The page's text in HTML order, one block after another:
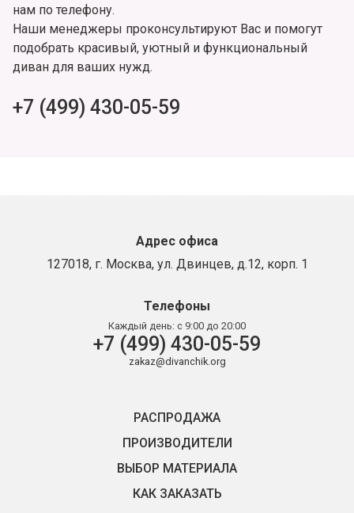
нам по телефону.
Наши менеджеры проконсультируют Вас и помогут
подобрать красивый, уютный и функциональный
диван для ваших нужд.
+7 (499) 430-05-59
Адрес офиса
127018, г. Москва, ул. Двинцев, д.12, корп. 1
Телефоны
Каждый день: с 9:00 до 20:00
+7 (499) 430-05-59
zakaz@divanchik.org
РАСПРОДАЖА
ПРОИЗВОДИТЕЛИ
ВЫБОР МАТЕРИАЛА
КАК ЗАКАЗАТЬ